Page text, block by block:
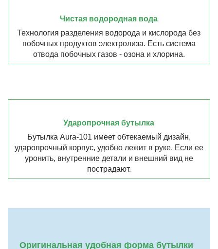
Чистая водородная вода
Технология разделения водорода и кислорода без
побочных продуктов электролиза. Есть система
отвода побочных газов - озона и хлорина.
Ударопрочная бутылка
Бутылка Aura-101 имеет обтекаемый дизайн,
ударопрочный корпус, удобно лежит в руке. Если ее
уронить, внутренние детали и внешний вид не
пострадают.
Оригинальная удобная форма бутылки